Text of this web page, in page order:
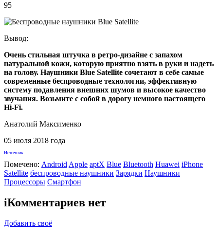
95
Вывод:
Очень стильная штучка в ретро-дизайне с запахом
натуральной кожи, которую приятно взять в руки и надеть
на голову. Наушники Blue Satellite сочетают в себе самые
современные беспроводные технологии, эффективную
систему подавления внешних шумов и высокое качество
звучания. Возьмите с собой в дорогу немного настоящего
Hi-Fi.
Анатолий Максименко
05 июля 2018 года
Источник
Помечено: Android Apple aptX Blue Bluetooth Huawei iPhone
Satellite беспроводные наушники Зарядки Наушники
Процессоры Смартфон
iКомментариев нет
Добавить своё